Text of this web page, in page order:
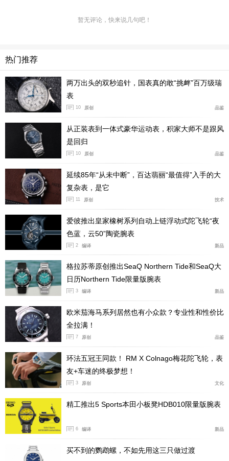
涂层，暗光环境下，也能快速清晰读时，实用性拉满。
表壳承袭1978年初代PRX标志性酒桶造型，近五十年经典
轮廓经过人体工学优化，棱角利落却不尖锐，弧形收窄表
耳完美贴合手腕弧度，彻底解决传统钢表表耳硌手背、卡
袖口的通病。
尺寸调校非常贴合亚洲人手腕，39.5毫米标准表径不挑腕
围，整表厚度仅10.4毫米，超薄表身能轻松塞进衬衫、短
袖袖口。整表净重130g，长时间佩戴无坠手感，夏日运动
通勤全天佩戴零负担。
暂无评论，快来说几句吧！
热门推荐
两万出头的双秒追针，国表真的敢“挑衅”百万级瑞
表
10 原创 品鉴
从正装表到一体式豪华运动表，积家大师不是跟风
是回归
10 原创 品鉴
延续85年“从未中断”，百达翡丽“最值得”入手的大
复杂表，是它
11 原创 技术
爱彼推出皇家橡树系列自动上链浮动式陀飞轮“夜
色蓝，云50”陶瓷腕表
2 编译 新品
格拉苏蒂原创推出SeaQ Northern Tide和SeaQ大
日历Northern Tide限量版腕表
3 编译 新品
欧米茄海马系列居然也有小众款？专业性和性价比
全拉满！
7 原创 品鉴
环法五冠王同款！ RM X Colnago梅花陀飞轮，表
友+车迷的终极梦想！
3 原创 文化
精工推出5 Sports本田小板凳HDB010限量版腕表
6 编译 新品
买不到的鹦鹉螺，不如先用这三只做过渡